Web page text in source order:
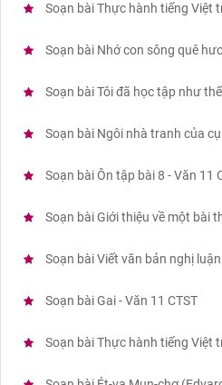
Soạn bài Thực hành tiếng Việt
Soạn bài Nhớ con sông quê
Soạn bài Tôi đã học tập như
Soạn bài Ngôi nhà tranh của
Soạn bài Ôn tập bài 8 - Văn 11
Soạn bài Giới thiệu về một bài
Soạn bài Viết văn bản nghị
Soạn bài Gai - Văn 11 CTST
Soạn bài Thực hành tiếng Việt